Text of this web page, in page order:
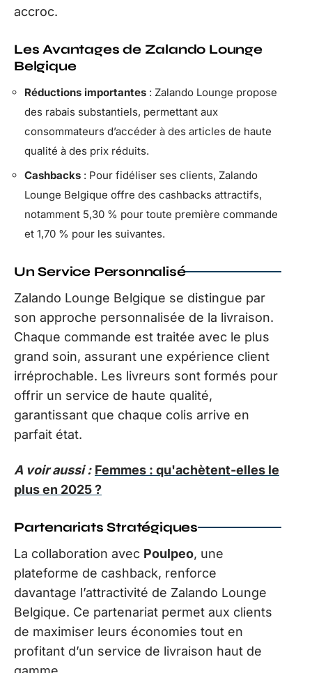
accroc.
Les Avantages de Zalando Lounge
Belgique
Réductions importantes : Zalando Lounge propose
des rabais substantiels, permettant aux
consommateurs d’accéder à des articles de haute
qualité à des prix réduits.
Cashbacks : Pour fidéliser ses clients, Zalando
Lounge Belgique offre des cashbacks attractifs,
notamment 5,30 % pour toute première commande
et 1,70 % pour les suivantes.
Un Service Personnalisé
Zalando Lounge Belgique se distingue par
son approche personnalisée de la livraison.
Chaque commande est traitée avec le plus
grand soin, assurant une expérience client
irréprochable. Les livreurs sont formés pour
offrir un service de haute qualité,
garantissant que chaque colis arrive en
parfait état.
A voir aussi : Femmes : qu'achètent-elles le
plus en 2025 ?
Partenariats Stratégiques
La collaboration avec Poulpeo, une
plateforme de cashback, renforce
davantage l’attractivité de Zalando Lounge
Belgique. Ce partenariat permet aux clients
de maximiser leurs économies tout en
profitant d’un service de livraison haut de